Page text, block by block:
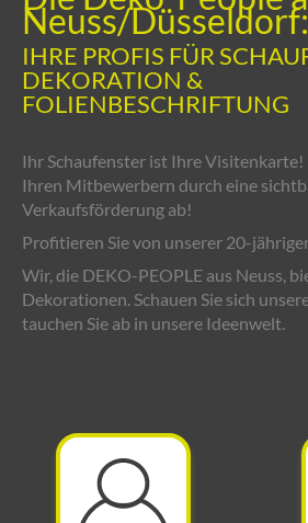
Neuss/Düsseldorf:
IHRE PROFIS FÜR
DEKORATION &
FOLIENBESCHRIFTUNG
Ihr Schaufenster ist Ihre Visitenkarte!
Ihren Mitbewerbern durch eine
Verkaufsförderung ab!
Profitieren Sie von unserer 20-
Wir, die DEKO-PEOPLE aus Neuss,
Dekorationen. Schauen Sie sich
tauchen Sie ab in unsere Ideenwelt.